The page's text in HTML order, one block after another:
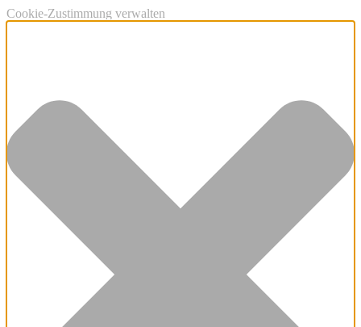
Cookie-Zustimmung verwalten